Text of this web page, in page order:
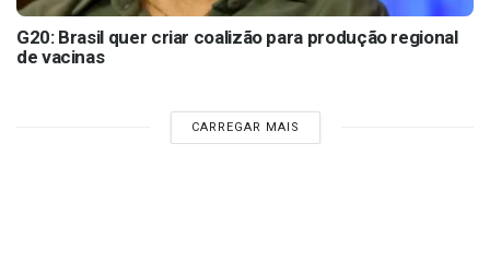
G20: Brasil quer criar coalizão para produção regional
de vacinas
CARREGAR MAIS